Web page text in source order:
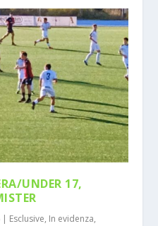
UNDER 17,
| Esclusive, In evidenza,